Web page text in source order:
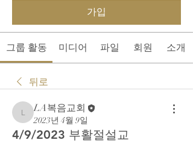
가입
그룹 활동 미디어 파일 회원 소개
뒤로
LA복음교회
LA복음교회
2023년 4월 9일
4/9/2023 부활절설교